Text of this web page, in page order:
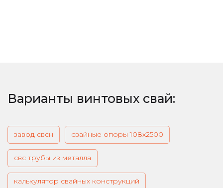
Варианты винтовых свай:
завод свсн свайные опоры 108х2500
свс трубы из металла
калькулятор свайных конструкций